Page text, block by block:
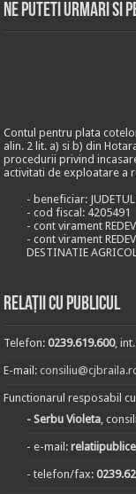
Ne puteti urmari si
Contul pentru plata
alin. 2 lit. a) si b) din
procedurii privind
activitati de exploatare a
- beneficiar:
- cod fiscal: 4205491
- cont virament
- cont virament
DESTINATIE
Relații cu publicul
Telefon:0239.619.600,
E-mail:
Functionarul resposabil
- Serbu Violeta,
- e-mail:
- telefon/fax: